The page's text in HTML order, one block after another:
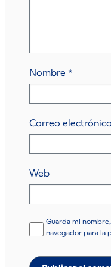
Nombre *
Correo electrónico
Web
Guarda mi
navegador para la